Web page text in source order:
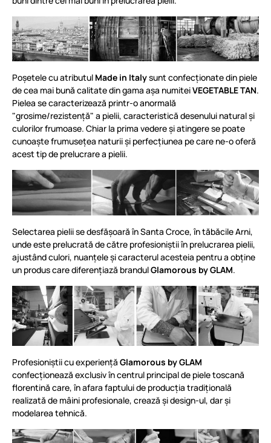
Poșetele cu atributul Made in Italysunt confecționate din piele
de cea mai bună calitate din gama așa numiteiVEGETABLE TAN.
Pielea se caracterizează printr-o anormală
"grosime/rezistență" a pielii, caracteristică desenului natural și
culorilor frumoase. Chiar la prima vedere și atingere se poate
cunoaște frumusețea naturii și perfecțiunea pe care ne-o oferă
acest tip de prelucrare a pielii.
Selectarea pielii se desfășoară în Santa Croce, în tăbăcile Arni,
unde este prelucrată de către profesioniștii în prelucrarea pielii,
ajustând culori, nuanțele și caracterul acesteia pentru a obține
un produs care diferențiază brandulGlamorous by GLAM.
Profesioniștii cu experiență Glamorous by GLAM
confecționează exclusiv în centrul principal de piele toscană
florentină care, în afara faptului de producția tradițională
realizată de mâini profesionale, crează și design-ul, dar și
modelarea tehnică.